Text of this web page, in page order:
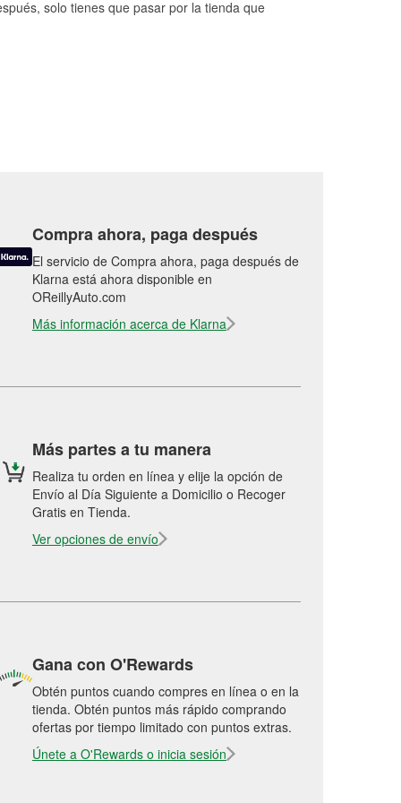
solo tienes que pasar por la tienda que
Compra ahora, paga después
El servicio de Compra ahora, paga después de
Klarna está ahora disponible en
OReillyAuto.com
Más información acerca de Klarna
Más partes a tu manera
Realiza tu orden en línea y elije la opción de
Envío al Día Siguiente a Domicilio o Recoger
Gratis en Tienda.
Ver opciones de envío
Gana con O'Rewards
Obtén puntos cuando compres en línea o en la
tienda. Obtén puntos más rápido comprando
ofertas por tiempo limitado con puntos extras.
Únete a O'Rewards o inicia sesión